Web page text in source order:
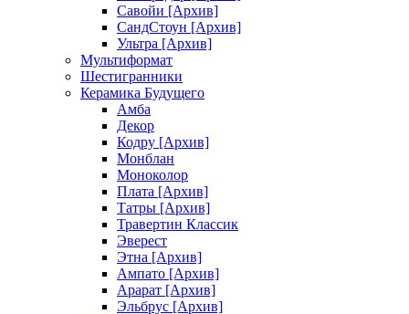
Савойи [Архив]
СандСтоун [Архив]
Ультра [Архив]
Мультиформат
Шестигранники
Керамика Будущего
Амба
Декор
Кодру [Архив]
Монблан
Моноколор
Плата [Архив]
Татры [Архив]
Травертин Классик
Эверест
Этна [Архив]
Ампато [Архив]
Арарат [Архив]
Эльбрус [Архив]